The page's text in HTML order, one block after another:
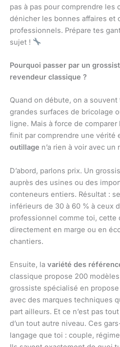
pas à pas pour comprendre les
dénicher les bonnes affaires et
professionnels. Prépare tes
sujet !
Pourquoi passer par un
revendeur classique ?
Quand on débute, on a
grandes surfaces de bricolage
ligne. Mais à force de
finit par comprendre une vérité
outillage n’a rien à voir avec
D’abord, parlons prix. Un
auprès des usines ou des
conteneurs entiers. Résultat :
inférieurs de 30 à 60 % à ceux
professionnel comme toi, cette
directement en marge ou en
chantiers.
Ensuite, la variété des
classique propose 200
grossiste spécialisé en
avec des marques techniques
part ailleurs. Et ce n’est pas
d’un tout autre niveau. Ces
langage que toi : couple,